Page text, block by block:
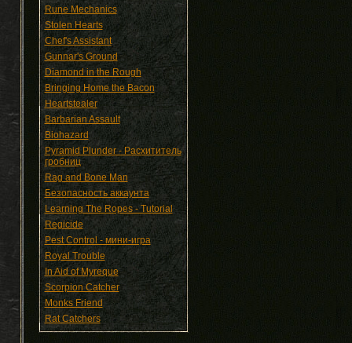
Rune Mechanics
Stolen Hearts
Chef's Assistant
Gunnar's Ground
Diamond in the Rough
Bringing Home the Bacon
Heartstealer
Barbarian Assault
Biohazard
Pyramid Plunder - Расхититель
гробниц
Rag and Bone Man
Безопасность аккаунта
Learning The Ropes - Tutorial
Regicide
Pest Control - мини-игра
Royal Trouble
In Aid of Myreque
Scorpion Catcher
Monks Friend
Rat Catchers